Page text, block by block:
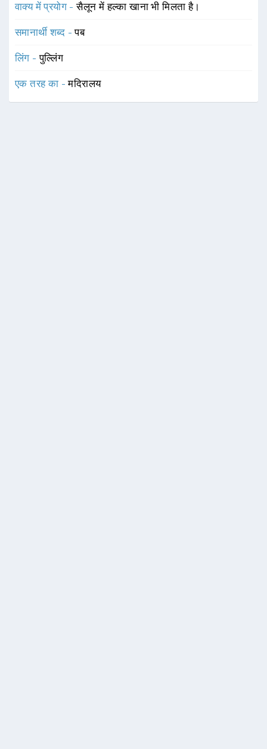
वाक्य में प्रयोग -सैलून में हल्का खाना भी मिलता है।
समानार्थी शब्द -पब
लिंग -पुल्लिंग
एक तरह का -मदिरालय